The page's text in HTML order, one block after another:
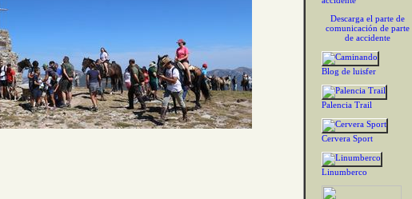
Descarga el parte de
comunicación de parte
de accidente
Blog de luisfer
Palencia Trail
Cervera Sport
Linumberco